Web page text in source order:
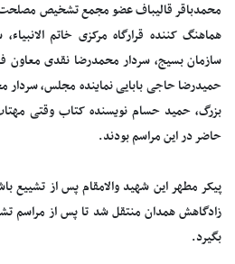
محمدباقر قالیباف عضو مجمع تشخیص مصلحت
هماهنگ کننده قرارگاه مرکزی خاتم
سازمان بسیج، سردار محمدرضا نقدی معاون
حمیدرضا حاجی بابایی نماینده مجلس، سردار
بزرگ، حمید حسام نویسنده کتاب وقتی
حاضر در این مراسم بودند.
پیکر مطهر این شهید والامقام پس از تشییع
زادگاهش همدان منتقل شد تا پس از مراسم
بگیرد.